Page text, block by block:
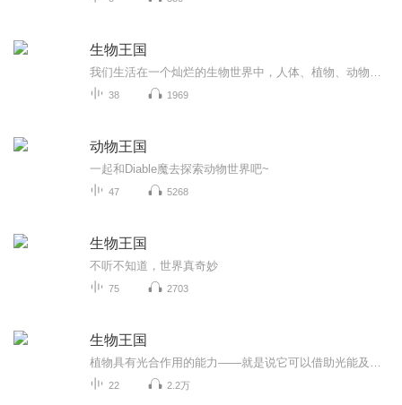
生物王国
38 1969
动物王国
一起和Diable魔去探索动物世界吧~
47 5268
生物王国
不听不知道，世界真奇妙
75 2703
生物王国
22 2.2万